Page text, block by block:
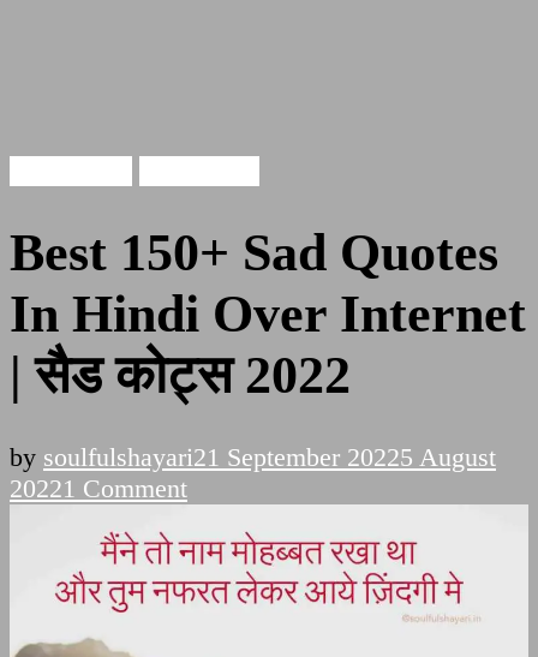
Best 150+ Sad Quotes
In Hindi Over Internet
| सैड कोट्स 2022
by soulfulshayari21 September 20225 August
20221 Commenton
150+
Sad
Quotes